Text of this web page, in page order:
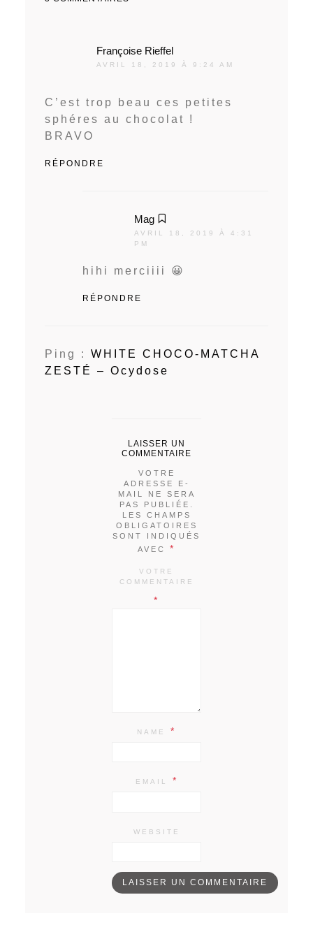
Françoise Rieffeldit :
AVRIL 18, 2019 À 9:24 AM
C’est trop beau ces petites
sphéres au chocolat !
BRAVO
RÉPONDRE
Mag
AVRIL 18, 2019 À 4:31
PM
hihi merciiii 😀
RÉPONDRE
Ping : WHITE CHOCO-MATCHA
ZESTÉ – Ocydose
LAISSER UN
COMMENTAIRE
VOTRE
ADRESSE E-
MAIL NE SERA
PAS PUBLIÉE.
LES CHAMPS
OBLIGATOIRES
SONT INDIQUÉS
AVEC *
VOTRE
COMMENTAIRE
*
NAME *
EMAIL *
WEBSITE